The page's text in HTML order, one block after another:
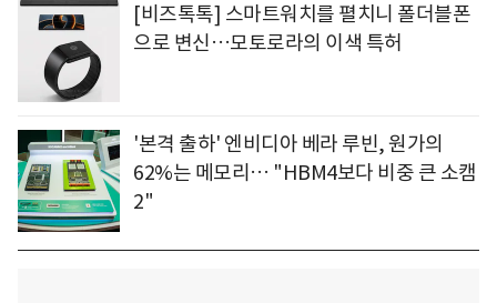
[비즈톡톡] 스마트워치를 펼치니 폴더블폰
으로 변신…모토로라의 이색 특허
'본격 출하' 엔비디아 베라 루빈, 원가의
62%는 메모리… "HBM4보다 비중 큰 소캠
2"